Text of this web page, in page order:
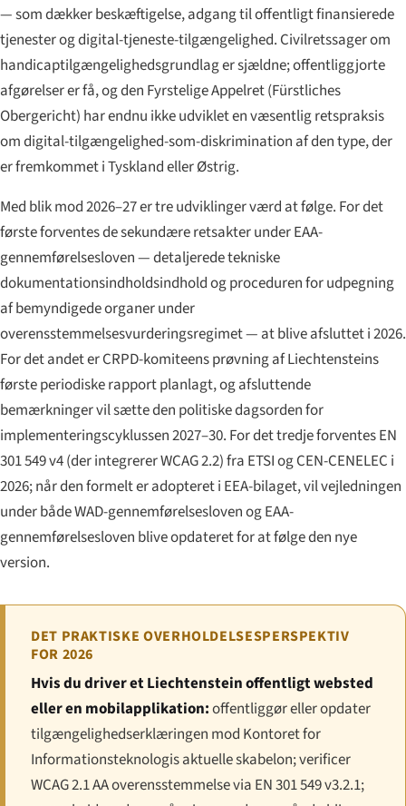
— som dækker beskæftigelse, adgang til offentligt finansierede
tjenester og digital-tjeneste-tilgængelighed. Civil­retssager om
handicap­tilgængeligheds­grundlag er sjældne; offentliggjorte
afgørelser er få, og den Fyrstelige Appelret (Fürstliches
Obergericht) har endnu ikke udviklet en væsentlig retspraksis
om digital-tilgængelighed-som-diskrimination af den type, der
er fremkommet i Tyskland eller Østrig.
Med blik mod 2026–27 er tre udviklinger værd at følge. For det
første forventes de sekundære retsakter under EAA-
gennemførel­sesloven — detaljerede tekniske
dokumentations­indholdsindhold og proceduren for udpegning
af bemyndigede organer under
overensstemmelsesvurderings­regimet — at blive afsluttet i 2026.
For det andet er CRPD-komiteens prøvning af Liechtensteins
første periodiske rapport planlagt, og afsluttende
bemærkninger vil sætte den politiske dagsorden for
implementeringscyklussen 2027–30. For det tredje forventes EN
301 549 v4 (der integrerer WCAG 2.2) fra ETSI og CEN-CENELEC i
2026; når den formelt er adopteret i EEA-bilaget, vil vejledningen
under både WAD-gennemførel­sesloven og EAA-
gennemførel­sesloven blive opdateret for at følge den nye
version.
DET PRAKTISKE OVERHOLDELSES­PERSPEKTIV
FOR 2026
Hvis du driver et Liechtenstein offentligt websted
eller en mobilapplikation:offentliggør eller opdater
tilgængeligheds­erklæringen mod Kontoret for
Informationsteknologis aktuelle skabelon; verificer
WCAG 2.1 AA overensstemmelse via EN 301 549 v3.2.1;